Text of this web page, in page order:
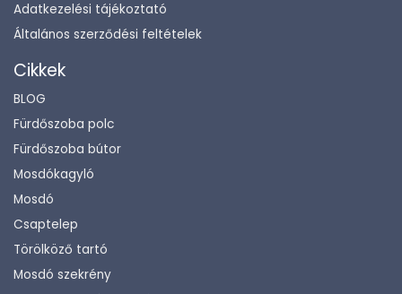
Adatkezelési tájékoztató
Általános szerződési feltételek
Cikkek
BLOG
Fürdőszoba polc
Fürdőszoba bútor
Mosdókagyló
Mosdó
Csaptelep
Törölköző tartó
Mosdó szekrény